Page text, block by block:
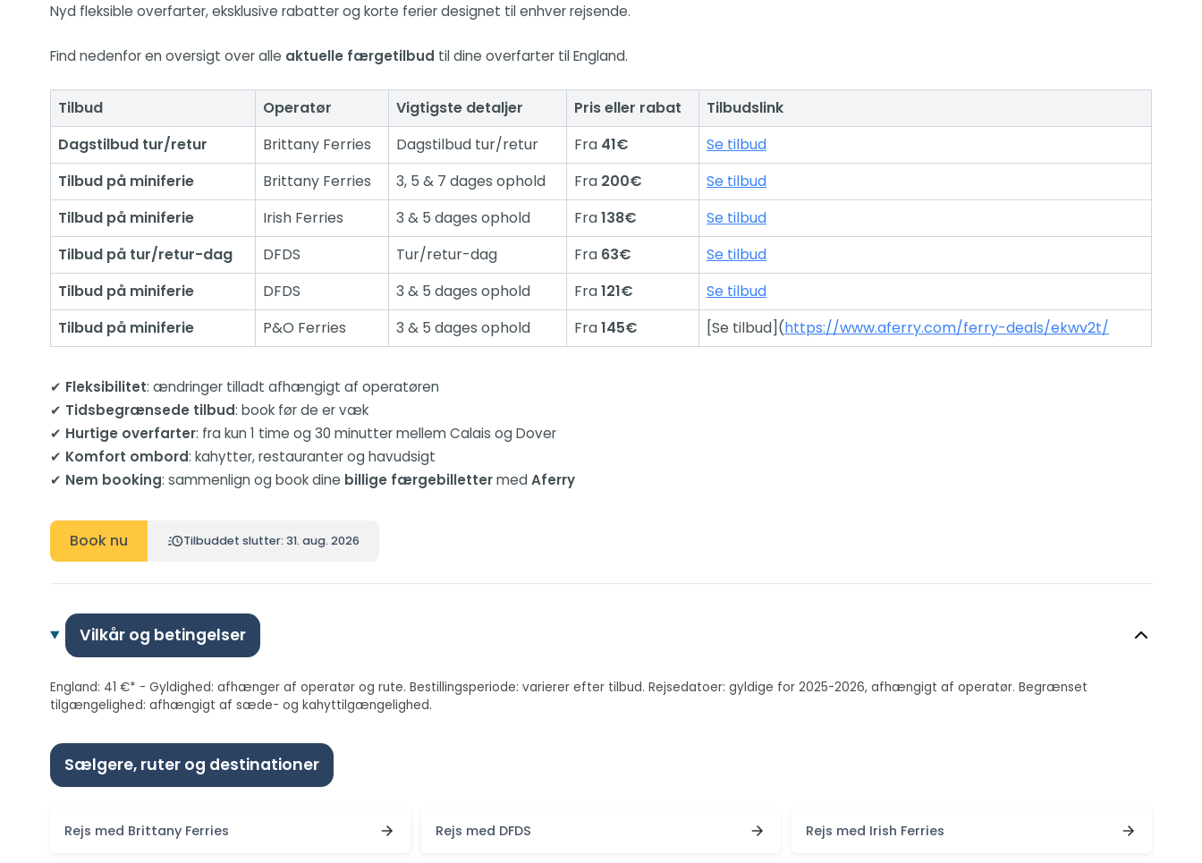
Nyd fleksible overfarter, eksklusive rabatter og korte ferier designet til enhver rejsende.
Find nedenfor en oversigt over alle aktuelle færgetilbud til dine overfarter til England.
Tilbud Operatør Vigtigste detaljer Pris eller rabat
Tilbudslink
Dagstilbud tur/retur
Brittany Ferries Dagstilbud tur/retur Fra 41€
Se tilbud
Tilbud på miniferie
Brittany Ferries 3, 5 & 7 dages ophold Fra 200€
Se tilbud
Tilbud på miniferie
Irish Ferries 3 & 5 dages ophold Fra138€
Se tilbud
Tilbud på tur/retur-dag
DFDS Tur/retur-dag Fra 63€
Se tilbud
Tilbud på miniferie
DFDS 3 & 5 dages ophold Fra121€
Se tilbud
Tilbud på miniferie
P&O Ferries 3 & 5 dages ophold Fra145€ [Se tilbud](https://www.aferry.com/ferry-deals/ekwv2t/
✔ Fleksibilitet: ændringer tilladt afhængigt af operatøren
✔ Tidsbegrænsede tilbud: book før de er væk
✔ Hurtige overfarter: fra kun 1 time og 30 minutter mellem Calais og Dover
✔ Komfort ombord: kahytter, restauranter og havudsigt
✔ Nem booking: sammenlign og book dine billige færgebillettermed Aferry
Book nu Tilbuddet slutter: 31. aug. 2026
Vilkår og betingelser
England: 41 €* - Gyldighed: afhænger af operatør og rute. Bestillingsperiode: varierer efter tilbud. Rejsedatoer: gyldige for 2025-2026, afhængigt af operatør. Begrænset
tilgængelighed: afhængigt af sæde- og kahyttilgængelighed.
Sælgere, ruter og destinationer
Rejs med Brittany Ferries Rejs med DFDS Rejs med Irish Ferries